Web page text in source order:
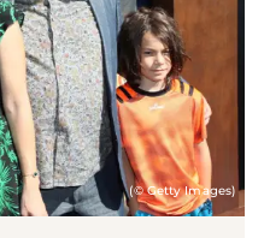
(© Getty Images)